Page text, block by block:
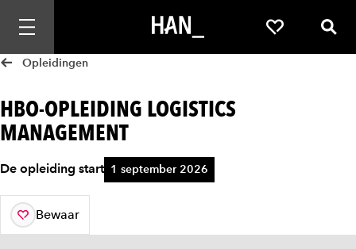
Mobiele navigatie openen Favorieten
Opleidingen
HBO-OPLEIDING LOGISTICS
MANAGEMENT
De opleiding start 1 september 2026
Bewaar
aan je favorieten